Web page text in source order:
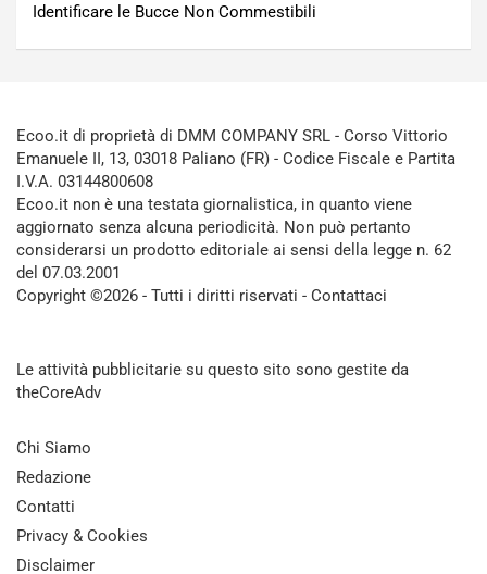
Identificare le Bucce Non Commestibili
Ecoo.it di proprietà di DMM COMPANY SRL - Corso Vittorio
Emanuele II, 13, 03018 Paliano (FR) - Codice Fiscale e Partita
I.V.A. 03144800608
Ecoo.it non è una testata giornalistica, in quanto viene
aggiornato senza alcuna periodicità. Non può pertanto
considerarsi un prodotto editoriale ai sensi della legge n. 62
del 07.03.2001
Copyright ©2026 - Tutti i diritti riservati - Contattaci
Le attività pubblicitarie su questo sito sono gestite da
theCoreAdv
Chi Siamo
Redazione
Contatti
Privacy & Cookies
Disclaimer